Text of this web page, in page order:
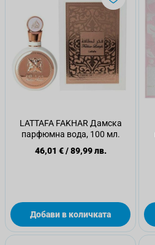
LATTAFA FAKHAR Дамска
парфюмна вода, 100 мл.
46,01 €/89,99 лв.
Добави в количката